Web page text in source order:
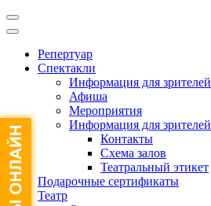
Репертуар
Спектакли
Информация для зрителей
Афиша
Мероприятия
Информация для зрителей
Контакты
Схема залов
Театральный этикет
Подарочные сертификаты
Театр